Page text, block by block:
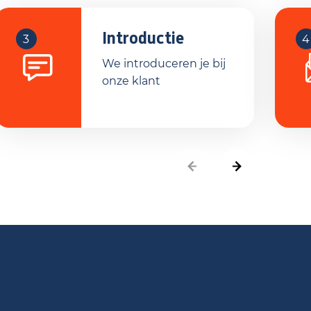
3 Introductie
We introduceren je bij
onze klant
4